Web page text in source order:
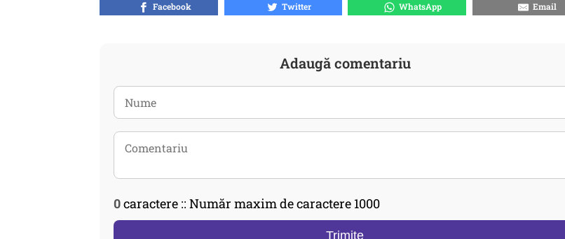
Facebook Twitter WhatsApp Email
Adaugă comentariu
0caractere :: Număr maxim de caractere 1000
Trimite